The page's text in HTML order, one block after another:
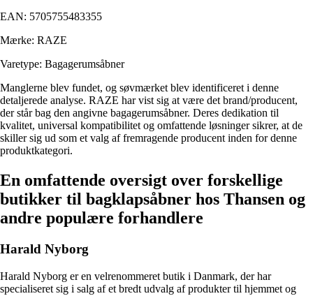
EAN: 5705755483355
Mærke: RAZE
Varetype: Bagagerumsåbner
Manglerne blev fundet, og søvmærket blev identificeret i denne
detaljerede analyse. RAZE har vist sig at være det brand/producent,
der står bag den angivne bagagerumsåbner. Deres dedikation til
kvalitet, universal kompatibilitet og omfattende løsninger sikrer, at de
skiller sig ud som et valg af fremragende producent inden for denne
produktkategori.
En omfattende oversigt over forskellige
butikker til bagklapsåbner hos Thansen og
andre populære forhandlere
Harald Nyborg
Harald Nyborg er en velrenommeret butik i Danmark, der har
specialiseret sig i salg af et bredt udvalg af produkter til hjemmet og